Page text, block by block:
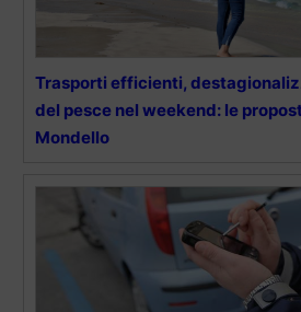
Trasporti efficienti,
del pesce nel weekend: le
Mondello